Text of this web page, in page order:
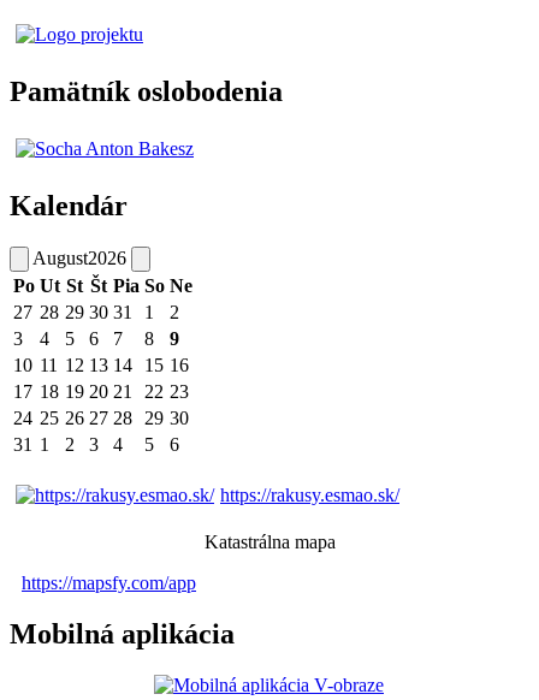
Pamätník oslobodenia
Kalendár
August2026
Po Ut St Št Pia So Ne
27 28 29 30 31 1
2
3
4 5 6 7 8
9
10 11 12 13 14 15 16
17 18 19 20 21 22 23
24 25 26 27 28 29 30
31 1 2 3 4 5 6
https://rakusy.esmao.sk/
Katastrálna mapa
https://mapsfy.com/app
Mobilná aplikácia